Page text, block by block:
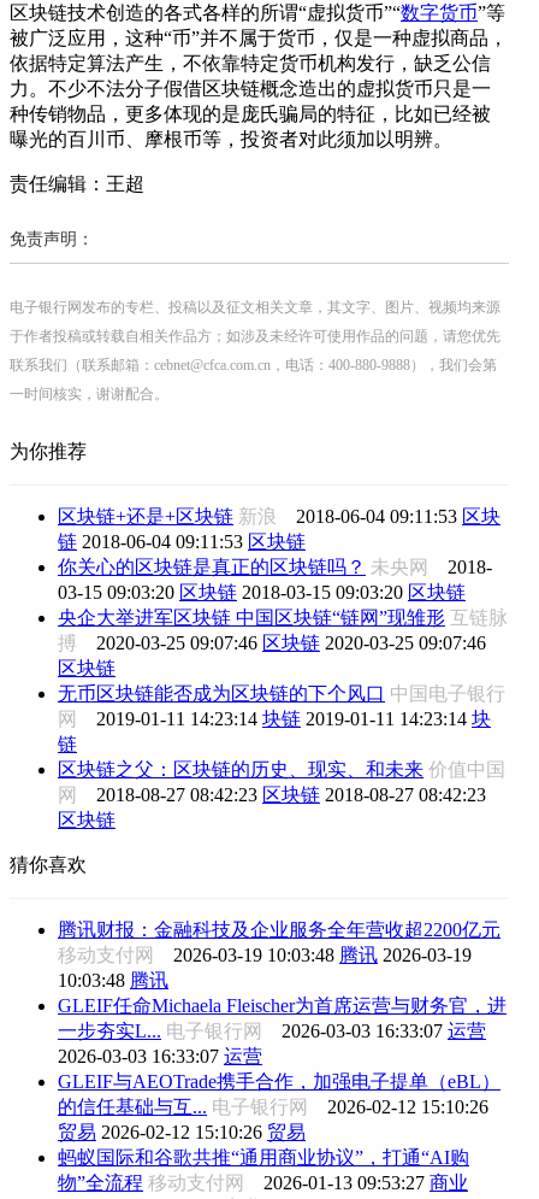
区块链技术创造的各式各样的所谓“虚拟货币”“数字货币”等
被广泛应用，这种“币”并不属于货币，仅是一种虚拟商品，
依据特定算法产生，不依靠特定货币机构发行，缺乏公信
力。不少不法分子假借区块链概念造出的虚拟货币只是一
种传销物品，更多体现的是庞氏骗局的特征，比如已经被
曝光的百川币、摩根币等，投资者对此须加以明辨。
责任编辑：王超
免责声明：
电子银行网发布的专栏、投稿以及征文相关文章，其文字、图片、视频均来源
于作者投稿或转载自相关作品方；如涉及未经许可使用作品的问题，请您优先
联系我们（联系邮箱：cebnet@cfca.com.cn，电话：400-880-9888），我们会第
一时间核实，谢谢配合。
为你推荐
区块链+还是+区块链 新浪 2018-06-04 09:11:53 区块
链 2018-06-04 09:11:53 区块链
你关心的区块链是真正的区块链吗？ 未央网 2018-
03-15 09:03:20 区块链 2018-03-15 09:03:20 区块链
央企大举进军区块链 中国区块链“链网”现雏形 互链脉
搏 2020-03-25 09:07:46 区块链 2020-03-25 09:07:46
区块链
无币区块链能否成为区块链的下个风口 中国电子银行
网 2019-01-11 14:23:14 块链 2019-01-11 14:23:14 块
链
区块链之父：区块链的历史、现实、和未来 价值中国
网 2018-08-27 08:42:23 区块链 2018-08-27 08:42:23
区块链
猜你喜欢
腾讯财报：金融科技及企业服务全年营收超2200亿元
移动支付网 2026-03-19 10:03:48 腾讯 2026-03-19
10:03:48 腾讯
GLEIF任命Michaela Fleischer为首席运营与财务官，进
一步夯实L... 电子银行网 2026-03-03 16:33:07 运营
2026-03-03 16:33:07 运营
GLEIF与AEOTrade携手合作，加强电子提单（eBL）
的信任基础与互... 电子银行网 2026-02-12 15:10:26
贸易 2026-02-12 15:10:26 贸易
蚂蚁国际和谷歌共推“通用商业协议”，打通“AI购
物”全流程 移动支付网 2026-01-13 09:53:27 商业